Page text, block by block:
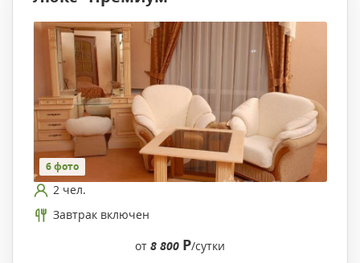
6 фото
2 чел.
Завтрак включен
от 8 800 Р/сутки